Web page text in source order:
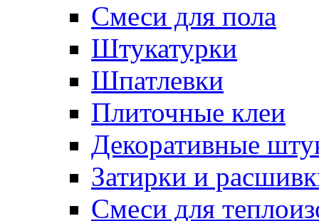
Смеси для пола
Штукатурки
Шпатлевки
Плиточные клеи
Декоративные
Затирки и
Смеси для